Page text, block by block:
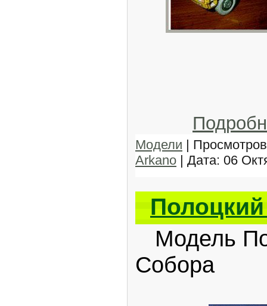
Модели |
Arkano | Дата: 06
Модель
Собора